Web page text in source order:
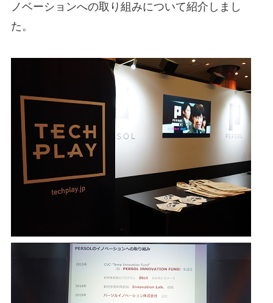
ノベーションへの取り組みについて紹介しまし
た。